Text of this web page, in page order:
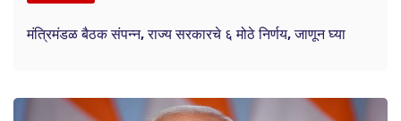
मंत्रिमंडळ बैठक संपन्न, राज्य सरकारचे ६ मोठे निर्णय, जाणून घ्या